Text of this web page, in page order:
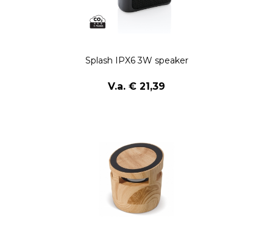
Splash IPX6 3W speaker
V.a. € 21,39